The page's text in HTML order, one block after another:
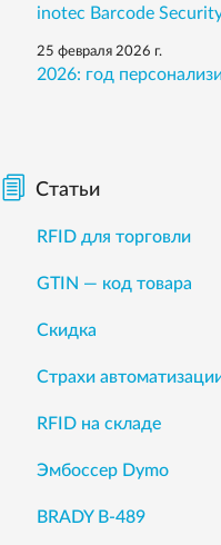
inotec Barcode
25 февраля 2026 г.
2026: год
Статьи
RFID для торговли
GTIN — код товара
Скидка
Страхи
RFID на складе
Эмбоссер Dymo
BRADY B-489